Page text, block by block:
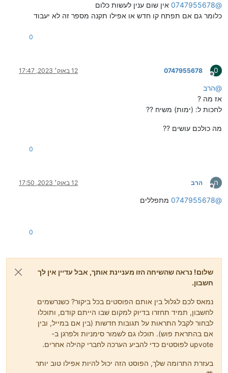
@
0747955678 אין שום ענין לעשות כלום
כלומר גם אם תפתח קו חדש או אפילו תקנה מספר זה לא יעבוד
0
0
מנותק
0747955678 12 באוק׳ 2023, 17:47
@הרב
אז מה ?
לחכות ל: (ימות) משיח ??
מה כולכם עושים ??
0
ה
מנותק
הרב 12 באוק׳ 2023, 17:50
@
0747955678 מתפללים
0
שלום! נראה שהשיחה הזו מעניינת אותך, אבל עדיין אין לך
חשבון.
נמאס לכם לגלול בין אותם הפוסטים בכל ביקור? כשנרשמים
לחשבון, תמיד תחזרו בדיוק למקום שבו הייתם קודם, ותוכלו
לבחור לקבל התראות על תגובות חדשות (בין אם במייל, ובין
אם בהתראת פוש). תוכלו גם לשמור סימניות ולפרגן ב-
upvote לפוסטים כדי להביע הערכה לחברי קהילה אחרים.
בעזרת התרומה שלך, הפוסט הזה יכול להיות אפילו טוב יותר